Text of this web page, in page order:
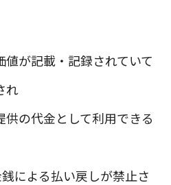
が記載・記録されていて
れ
の代金として利用できる
による払い戻しが禁止さ